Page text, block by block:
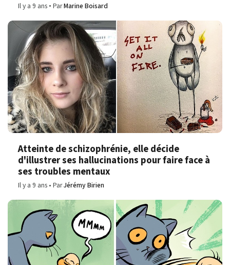
Il y a 9 ans ParMarine Boisard
Atteinte de schizophrénie, elle décide
d'illustrer ses hallucinations pour faire face à
ses troubles mentaux
Il y a 9 ans ParJérémy Birien